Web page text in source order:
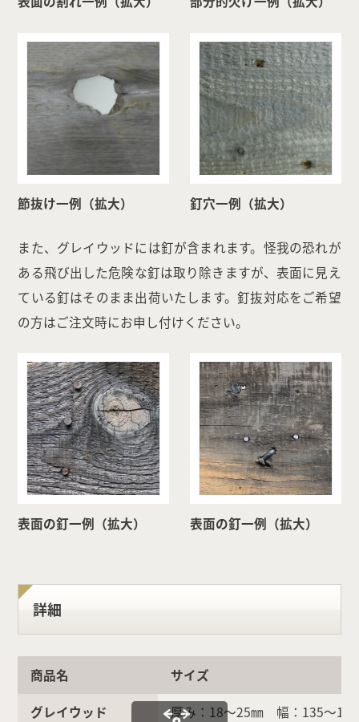
節抜け一例（拡大） 釘穴一例（拡大）
また、グレイウッドには釘が含まれます。怪我の恐れが
ある飛び出した危険な釘は取り除きますが、表面に見え
ている釘はそのまま出荷いたします。釘抜対応をご希望
の方はご注文時にお申し付けください。
表面の釘一例（拡大） 表面の釘一例（拡大）
詳細
商品名
サイズ
グレイウッド
厚み：18〜25㎜ 幅：135〜